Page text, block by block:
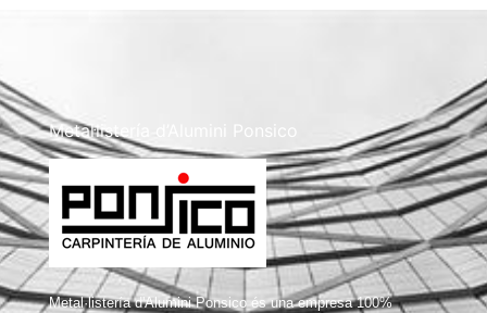
Metal·listería d’Alumini Ponsico
Metal·listería d'Alumini Ponsico és una empresa 100%